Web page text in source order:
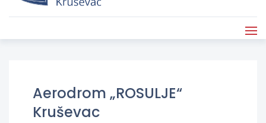
Aerodrom „ROSULJE“
Kruševac